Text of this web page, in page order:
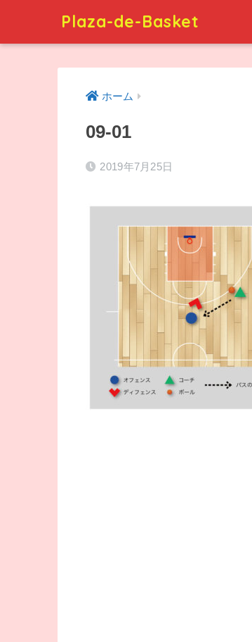
Plaza-de-Basket
ホーム
09-01
2019年7月25日